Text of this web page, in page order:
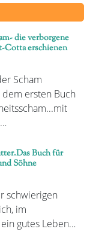
die verborgene
Cotta erschienen
Scham
ersten Buch
Buch für
Söhne
schwierigen
im
gutes Leben…